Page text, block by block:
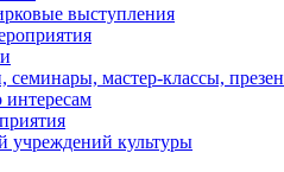
выступления
семинары, мастер-классы,
учреждений культуры